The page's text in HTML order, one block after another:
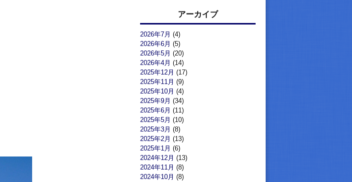
アーカイブ
2026年7月 (4)
2026年6月 (5)
2026年5月 (20)
2026年4月 (14)
2025年12月 (17)
2025年11月 (9)
2025年10月 (4)
2025年9月 (34)
2025年6月 (11)
2025年5月 (10)
2025年3月 (8)
2025年2月 (13)
2025年1月 (6)
2024年12月 (13)
2024年11月 (8)
2024年10月 (8)